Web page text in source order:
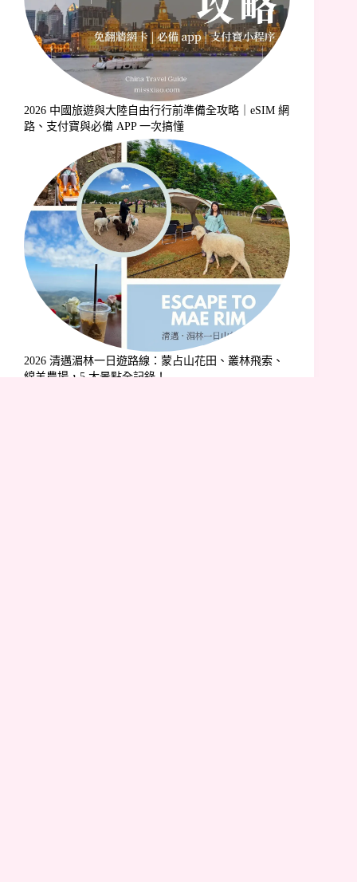
2026 中國旅遊與大陸自由行行前準備全攻略｜eSIM 網
路、支付寶與必備 APP 一次搞懂
2026 清邁湄林一日遊路線：蒙占山花田、叢林飛索、
綿羊農場，5 大景點全記錄！